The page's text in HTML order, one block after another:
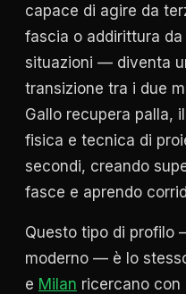
capace di agire da
fascia o addirittura
situazioni — diventa
transizione tra i due
Gallo recupera palla,
fisica e tecnica di
secondi, creando
fasce e aprendo
Questo tipo di profilo
moderno — è lo
e Milan ricercano con